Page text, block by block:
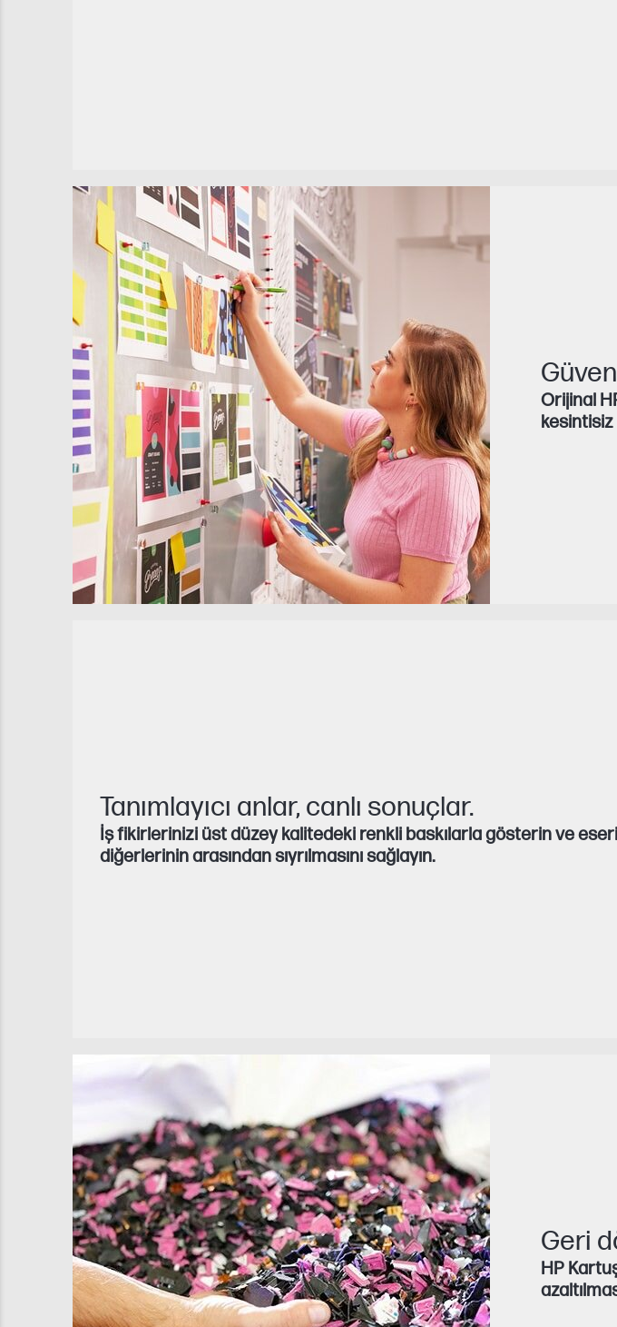
Orijinal
kesintisiz
Tanımlayıcı anlar, canlı sonuçlar.
İş fikirlerinizi üst düzey kalitedeki renkli baskılarla gösterin ve
diğerlerinin arasından sıyrılmasını sağlayın.
Geri
HP